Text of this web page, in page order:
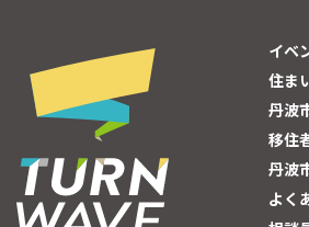
イベ
住ま
丹波
移住
丹波
よく